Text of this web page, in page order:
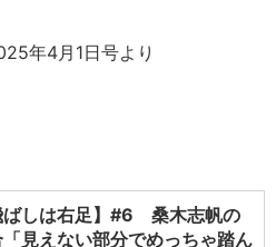
年4月1日号より
ばしは右足】#6 桑木志帆の
見えない部分でめっちゃ踏ん